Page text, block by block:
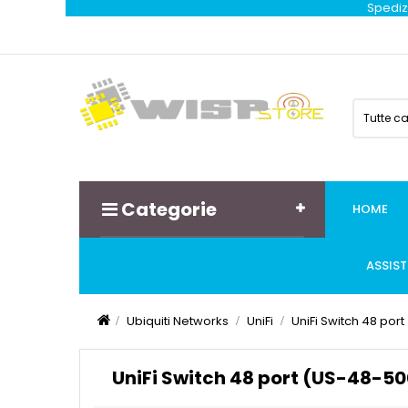
Tutte
Categorie HOME
Ubiquiti Networks UniFi UniFi Switch 48
UniFi Switch 48 port (US-48-